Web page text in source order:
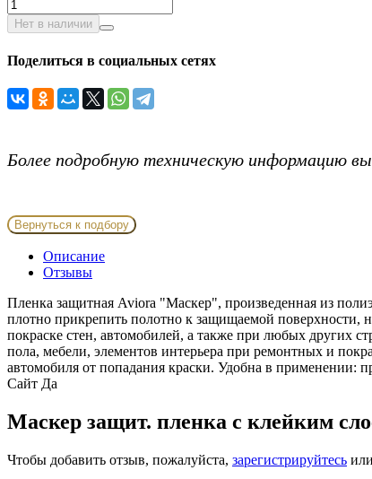
Нет в наличии
Поделиться в социальных сетях
Более подробную техническую информацию
Вернуться к подбору
Описание
Отзывы
Пленка защитная Aviora "Маскер", произведенная из
плотно прикрепить полотно к защищаемой поверхности,
покраске стен, автомобилей, а также при любых других
пола, мебели, элементов интерьера при ремонтных и
автомобиля от попадания краски. Удобна в применении:
Сайт Да
Маскер защит. пленка с клейким
Чтобы добавить отзыв, пожалуйста, зарегистрируйтесь или